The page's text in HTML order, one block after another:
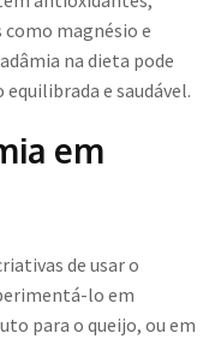
magnésio e
na dieta pode
e saudável.
em
de usar o
lo em
para o queijo, ou em